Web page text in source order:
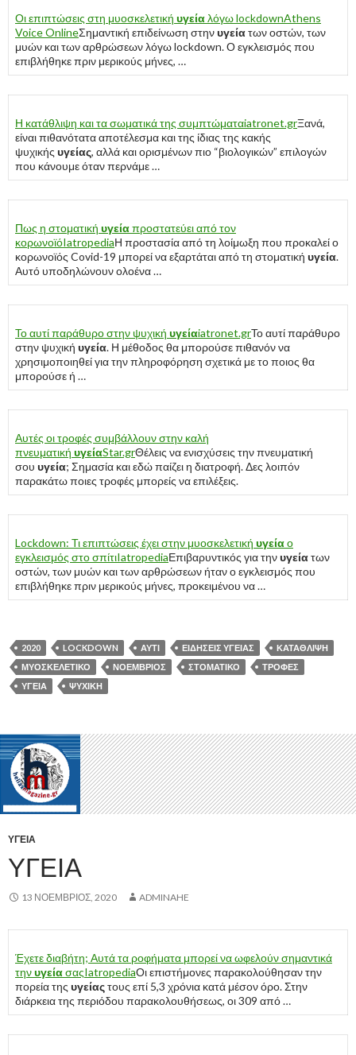
Οι επιπτώσεις στη μυοσκελετική υγείαλόγω lockdownAthens
Voice OnlineΣημαντική επιδείνωση στηνυγείατων οστών, των
μυών και των αρθρώσεων λόγω lockdown. Ο εγκλεισμός που
επιβλήθηκε πριν μερικούς μήνες, …
Η κατάθλιψη και τα σωματικά της συμπτώματαiatronet.grΞανά,
είναι πιθανότατα αποτέλεσμα και της ίδιας της κακής
ψυχικής υγείας, αλλά και ορισμένων πιο “βιολογικών” επιλογών
που κάνουμε όταν περνάμε …
Πως η στοματική υγείαπροστατεύει από τον
κορωνοϊόIatropediaΗ προστασία από τη λοίμωξη που προκαλεί ο
κορωνοϊός Covid-19 μπορεί να εξαρτάται από τη στοματική υγεία.
Αυτό υποδηλώνουν ολοένα …
Το αυτί παράθυρο στην ψυχική υγείαiatronet.grΤο αυτί παράθυρο
στην ψυχική υγεία. Η μέθοδος θα μπορούσε πιθανόν να
χρησιμοποιηθεί για την πληροφόρηση σχετικά με το ποιος θα
μπορούσε ή …
Αυτές οι τροφές συμβάλλουν στην καλή
πνευματική υγείαStar.grΘέλεις να ενισχύσεις την πνευματική
σου υγεία; Σημασία και εδώ παίζει η διατροφή. Δες λοιπόν
παρακάτω ποιες τροφές μπορείς να επιλέξεις.
Lockdown: Τι επιπτώσεις έχει στην μυοσκελετική υγείαο
εγκλεισμός στο σπίτιIatropediaΕπιβαρυντικός για τηνυγείατων
οστών, των μυών και των αρθρώσεων ήταν ο εγκλεισμός που
επιβλήθηκε πριν μερικούς μήνες, προκειμένου να …
2020 LOCKDOWN ΑΥΤΊ ΕΙΔΉΣΕΙΣ ΥΓΕΊΑΣ
ΚΑΤΆΘΛΙΨΗ
ΜΥΟΣΚΕΛΕΤΙΚΌ
ΝΟΈΜΒΡΙΟΣ ΣΤΟΜΑΤΙΚΌ
ΤΡΟΦΈΣ
ΥΓΕΊΑ
ΨΥΧΙΚΉ
ΥΓΕΊΑ
ΥΓΕΊΑ
13 ΝΟΈΜΒΡΙΟΣ, 2020 ADMINAHE
Έχετε διαβήτη; Αυτά τα ροφήματα μπορεί να ωφελούν σημαντικά
τηνυγείασαςIatropediaΟι επιστήμονες παρακολούθησαν την
πορεία της υγείαςτους επί 5,3 χρόνια κατά μέσον όρο. Στην
διάρκεια της περιόδου παρακολουθήσεως, οι 309 από …